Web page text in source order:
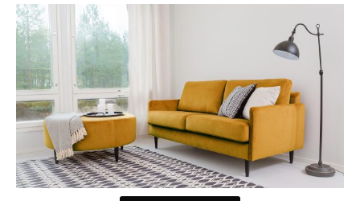
685,84 €